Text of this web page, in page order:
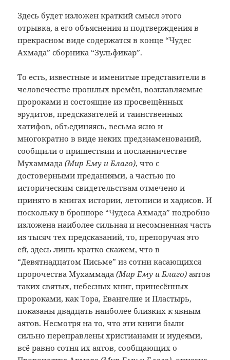
Здесь будет изложен краткий смысл этого
отрывка, а его объяснения и подтверждения в
прекрасном виде содержатся в конце “Чудес
Ахмада” сборника “Зульфикар”.
То есть, известные и именитые представители в
человечестве прошлых времён, возглавляемые
пророками и состоящие из просвещённых
эрудитов, предсказателей и таинственных
хатифов, объединяясь, весьма ясно и
многократно в виде неких предзнаменований,
сообщили о пришествии и посланничестве
Мухаммада(Мир Ему и Благо), что с
достоверными преданиями, а частью по
историческим свидетельствам отмечено и
принято в книгах истории, летописи и хадисов. И
поскольку в брошюре “Чудеса Ахмада” подробно
изложена наиболее сильная и несомненная часть
из тысяч тех предсказаний, то, препоручая это
ей, здесь лишь кратко скажем, что в
“Девятнадцатом Письме” из сотни касающихся
пророчества Мухаммада(Мир Ему и Благо) аятов
таких святых, небесных книг, принесённых
пророками, как Тора, Евангелие и Пластырь,
показаны двадцать наиболее близких к явным
аятов. Несмотря на то, что эти книги были
сильно переправлены христианами и иудеями,
всё равно сотня их аятов, сообщающих о